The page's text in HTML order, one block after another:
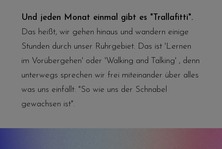
Und jeden Monat einmal gibt es "Trallafitti".
Das heißt, wir gehen hinaus und wandern einige
Stunden durch unser Ruhrgebiet. Das ist 'Lernen
im Vorübergehen' oder 'Walking and Talking' , denn
unterwegs sprechen wir frei miteinander über alles
was uns einfällt: "So wie uns der Schnabel
gewachsen ist".